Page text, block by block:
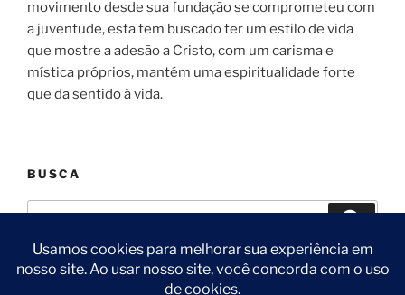
movimento desde sua fundação se comprometeu com
a juventude, esta tem buscado ter um estilo de vida
que mostre a adesão a Cristo, com um carisma e
mística próprios, mantém uma espiritualidade forte
que da sentido à vida.
BUSCA
Pesquisar